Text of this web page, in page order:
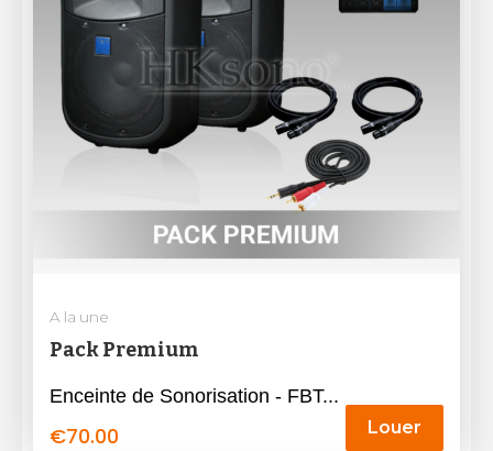
A la une
Pack Premium
Enceinte de Sonorisation - FBT...
€70.00 Louer